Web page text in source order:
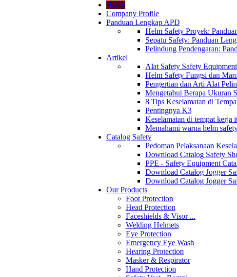
Home
Company Profile
Panduan Lengkap APD
Helm Safety Proyek:
Sepatu Safety: Panduan
Pelindung Pendengaran:
Artikel
Alat Safety Safety
Helm Safety Fungsi dan
Pengertian dan Arti Alat
Mengetahui Berapa Ukuran
8 Tips Keselamatan di
Pentingnya K3
Keselamatan di tempat kerja
Memahami warna helm
Catalog Safety
Pedoman Pelaksanaan
Download Catalog Safety
PPE - Safety Equipment
Download Catalog Jogger
Download Catalog Jogger
Our Products
Foot Protection
Head Protection
Faceshields & Visor ...
Welding Helmets
Eye Protection
Emergency Eye Wash
Hearing Protection
Masker & Respirator
Hand Protection